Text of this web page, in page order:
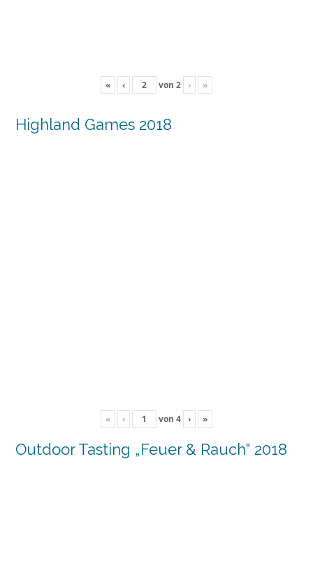
« ‹ von 2 › »
Highland Games 2018
« ‹ von 4 › »
Outdoor Tasting „Feuer & Rauch“ 2018